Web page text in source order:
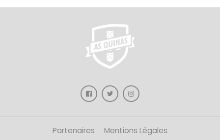
Partenaires
Mentions Légales